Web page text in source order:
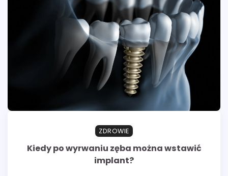
ZDROWIE
Kiedy po wyrwaniu zęba można wstawić
implant?